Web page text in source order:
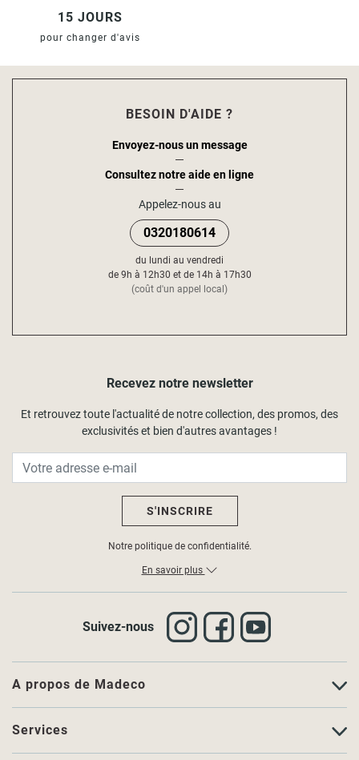
15 JOURS
pour changer d'avis
A propos de Madeco
Services
Recevez notre newsletter
Et retrouvez toute l'actualité de notre collection, des promos, des
exclusivités et bien d'autres avantages !
S'INSCRIRE
Notre politique de confidentialité.
En savoir plus
Suivez-nous
BESOIN D'AIDE ?
Envoyez-nous un message
Consultez notre aide en ligne
Appelez-nous au
0320180614
du lundi au vendredi
de 9h à 12h30 et de 14h à 17h30
(coût d'un appel local)